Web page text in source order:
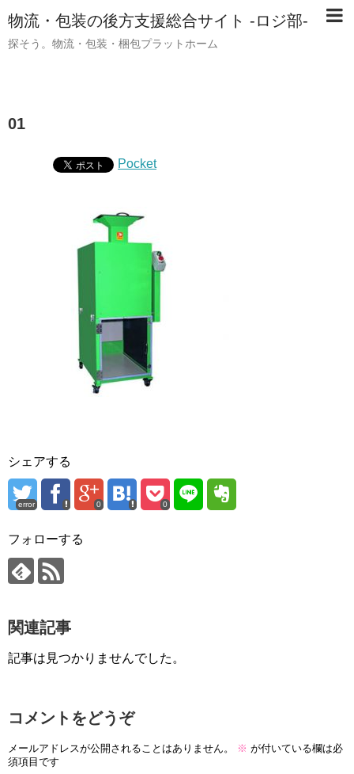
物流・包装の後方支援総合サイト -ロジ部-
探そう。物流・包装・梱包プラットホーム
01
Pocket
シェアする
error 0 0
フォローする
関連記事
記事は見つかりませんでした。
コメントをどうぞ
メールアドレスが公開されることはありません。 ※ が付いている欄は必
須項目です